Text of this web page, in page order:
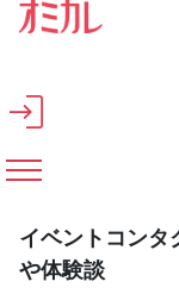
メインコンテンツへスキ
イベントコンタ
や体験談